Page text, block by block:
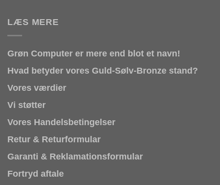
LÆS MERE
Grøn Computer er mere end blot et navn!
Hvad betyder vores Guld-Sølv-Bronze stand?
Vores værdier
Vi støtter
Vores Handelsbetingelser
Retur & Returformular
Garanti & Reklamationsformular
Fortryd aftale